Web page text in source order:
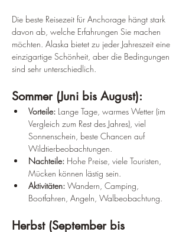
Die beste Reisezeit für Anchorage hängt stark
davon ab, welche Erfahrungen Sie machen
möchten. Alaska bietet zu jeder Jahreszeit eine
einzigartige Schönheit, aber die Bedingungen
sind sehr unterschiedlich.
Sommer (Juni bis August):
Vorteile: Lange Tage, warmes Wetter (im
Vergleich zum Rest des Jahres), viel
Sonnenschein, beste Chancen auf
Wildtierbeobachtungen.
Nachteile: Hohe Preise, viele Touristen,
Mücken können lästig sein.
Aktivitäten: Wandern, Camping,
Bootfahren, Angeln, Walbeobachtung.
Herbst (September bis